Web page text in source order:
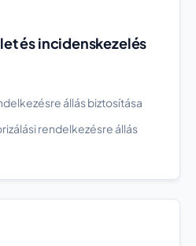
és incidenskezelés
állás biztosítása
rendelkezésre állás